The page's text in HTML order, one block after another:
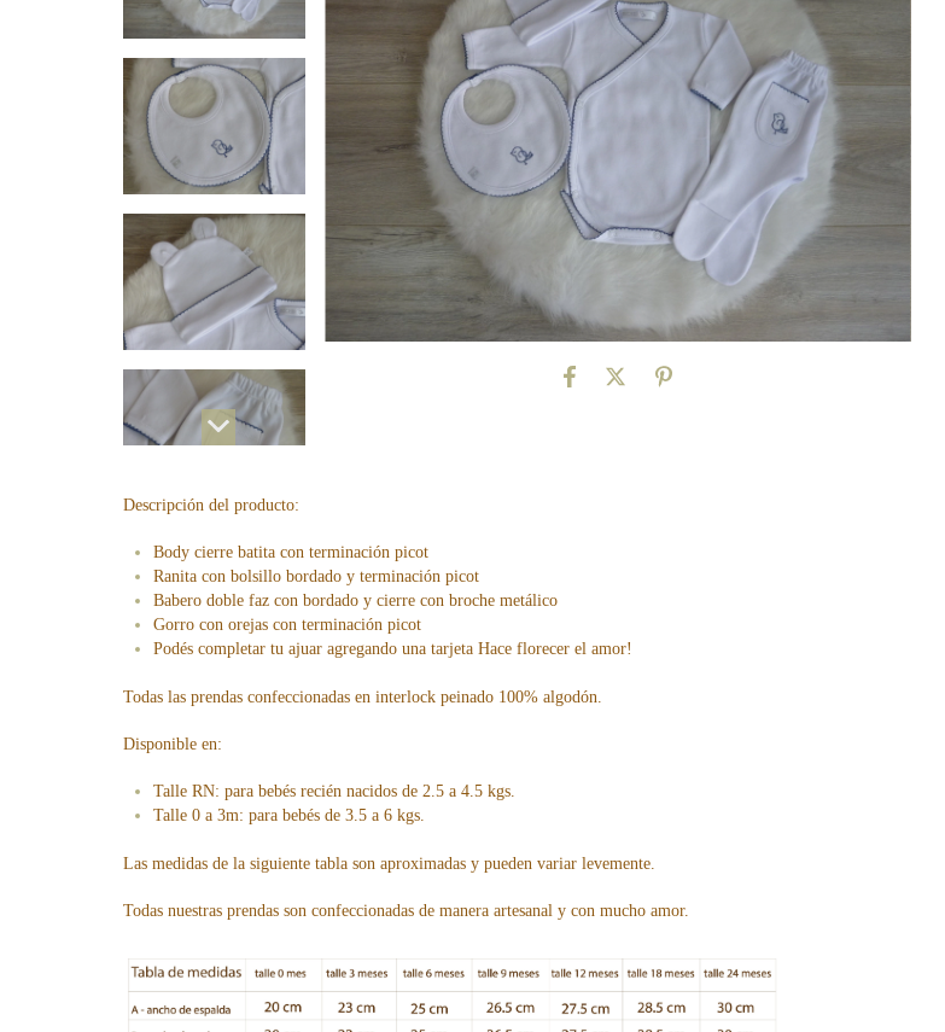
Descripción del producto:
Body cierre batita con terminación picot
Ranita con bolsillo bordado y terminación picot
Babero doble faz con bordado y cierre con broche metálico
Gorro con orejas con terminación picot
Podés completar tu ajuar agregando una tarjeta Hace florecer el amor!
Todas las prendas confeccionadas en interlock peinado 100% algodón.
Disponible en:
Talle RN: para bebés recién nacidos de 2.5 a 4.5 kgs.
Talle 0 a 3m: para bebés de 3.5 a 6 kgs.
Las medidas de la siguiente tabla son aproximadas y pueden variar levemente.
Todas nuestras prendas son confeccionadas de manera artesanal y con mucho amor.